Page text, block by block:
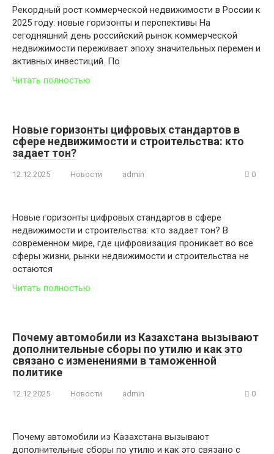
Рекордный рост коммерческой недвижимости в России к
2025 году: новые горизонты и перспективы На
сегодняшний день российский рынок коммерческой
недвижимости переживает эпоху значительных перемен и
активных инвестиций. По
Читать полностью
Новые горизонты цифровых стандартов в
сфере недвижимости и строительства: кто
задает тон?
12.12.2025 Новости admin 0
Новые горизонты цифровых стандартов в сфере
недвижимости и строительства: кто задает тон? В
современном мире, где цифровизация проникает во все
сферы жизни, рынки недвижимости и строительства не
остаются
Читать полностью
Почему автомобили из Казахстана вызывают
дополнительные сборы по утилю и как это
связано с изменениями в таможенной
политике
12.12.2025 Новости admin 0
Почему автомобили из Казахстана вызывают
дополнительные сборы по утилю и как это связано с